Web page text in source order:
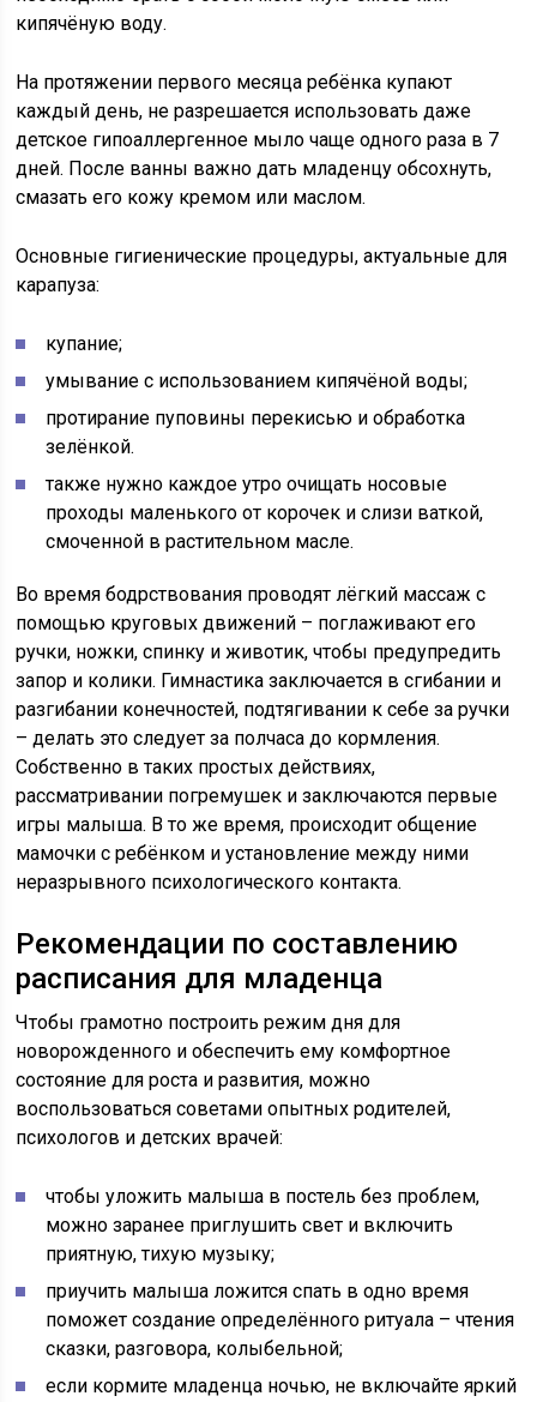
кипячёную воду.
На протяжении первого месяца ребёнка купают
каждый день, не разрешается использовать даже
детское гипоаллергенное мыло чаще одного раза в 7
дней. После ванны важно дать младенцу обсохнуть,
смазать его кожу кремом или маслом.
Основные гигиенические процедуры, актуальные для
карапуза:
купание;
умывание с использованием кипячёной воды;
протирание пуповины перекисью и обработка
зелёнкой.
также нужно каждое утро очищать носовые
проходы маленького от корочек и слизи ваткой,
смоченной в растительном масле.
Во время бодрствования проводят лёгкий массаж с
помощью круговых движений – поглаживают его
ручки, ножки, спинку и животик, чтобы предупредить
запор и колики. Гимнастика заключается в сгибании и
разгибании конечностей, подтягивании к себе за ручки
– делать это следует за полчаса до кормления.
Собственно в таких простых действиях,
рассматривании погремушек и заключаются первые
игры малыша. В то же время, происходит общение
мамочки с ребёнком и установление между ними
неразрывного психологического контакта.
Рекомендации по составлению
расписания для младенца
Чтобы грамотно построить режим дня для
новорожденного и обеспечить ему комфортное
состояние для роста и развития, можно
воспользоваться советами опытных родителей,
психологов и детских врачей:
чтобы уложить малыша в постель без проблем,
можно заранее приглушить свет и включить
приятную, тихую музыку;
приучить малыша ложится спать в одно время
поможет создание определённого ритуала – чтения
сказки, разговора, колыбельной;
если кормите младенца ночью, не включайте яркий